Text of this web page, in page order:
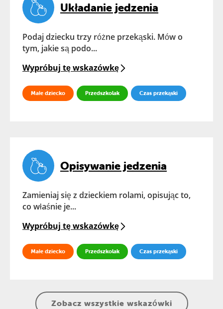
Układanie jedzenia
Podaj dziecku trzy różne przekąski. Mów o
tym, jakie są podo...
Wypróbuj tę wskazówkę
Małe dziecko Przedszkolak Czas przekąski
Opisywanie jedzenia
Zamieniaj się z dzieckiem rolami, opisując to,
co właśnie je...
Wypróbuj tę wskazówkę
Małe dziecko Przedszkolak Czas przekąski
Zobacz wszystkie wskazówki